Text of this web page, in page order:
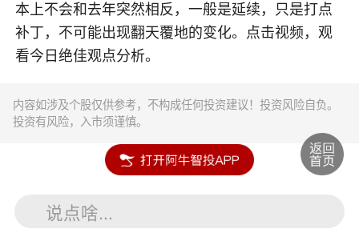
本上不会和去年突然相反，一般是延续，只是打点
补丁，不可能出现翻天覆地的变化。点击视频，观
看今日绝佳观点分析。
内容如涉及个股仅供参考，不构成任何投资建议！投资风险自负。
投资有风险，入市须谨慎。
说点啥...